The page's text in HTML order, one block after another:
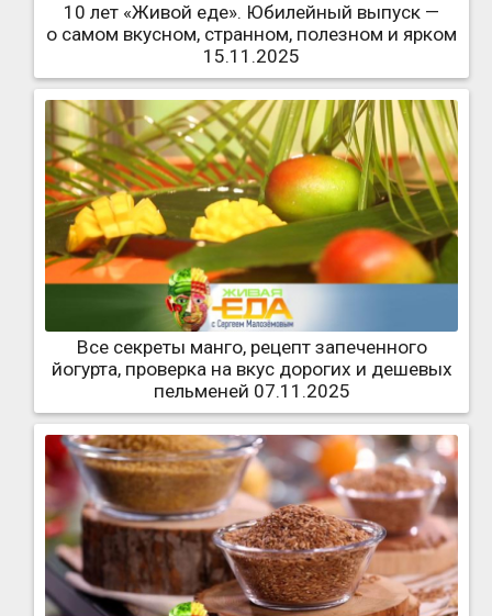
10 лет «Живой еде». Юбилейный выпуск —
о самом вкусном, странном, полезном и ярком
15.11.2025
Все секреты манго, рецепт запеченного
йогурта, проверка на вкус дорогих и дешевых
пельменей 07.11.2025